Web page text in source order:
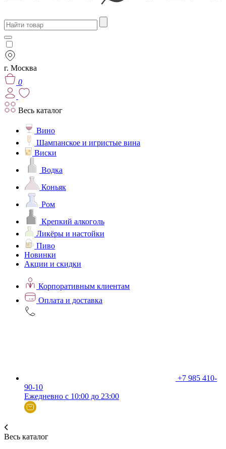
г. Москва
0
Весь каталог
Вино
Шампанское и игристые вина
Виски
Водка
Коньяк
Ром
Крепкий алкоголь
Ликёры и настойки
Пиво
Новинки
Акции и скидки
Корпоративным клиентам
Оплата и доставка
+7 985 410-
90-10
Ежедневно с 10:00 до 23:00
Весь каталог